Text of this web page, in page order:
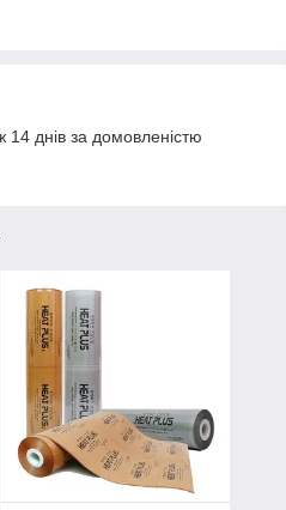
днів за домовленістю